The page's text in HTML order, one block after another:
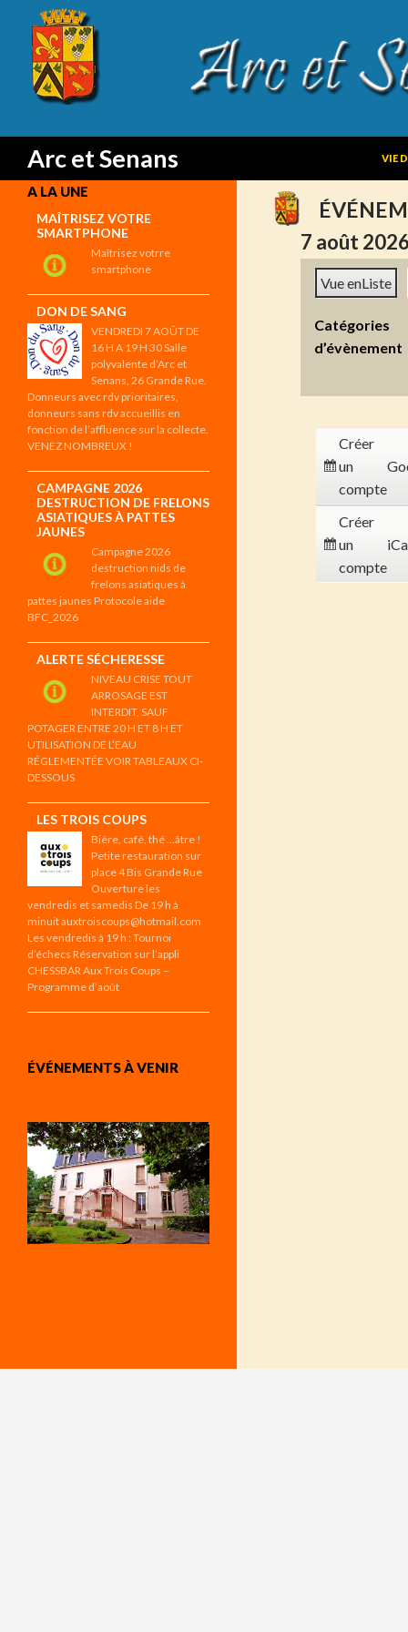
Arc et Senans
Search
VIE
7 août 2026
Vue enListe
Catégories
d’évènement
Créer
un
compte
Créer
un
compte
A LA UNE
MAÎTRISEZ VOTRE
SMARTPHONE
Maîtrisez votrre
smartphone
DON DE SANG
VENDREDI 7 AOÛT DE
16 H A 19 H 30 Salle
polyvalente d’Arc et
Senans, 26 Grande Rue.
Donneurs avec rdv prioritaires,
donneurs sans rdv accueillis en
fonction de l’affluence sur la collecte.
VENEZ NOMBREUX !
CAMPAGNE 2026
DESTRUCTION DE FRELONS
ASIATIQUES À PATTES
JAUNES
Campagne 2026
destruction nids de
frelons asiatiques à
pattes jaunes Protocole aide
BFC_2026
ALERTE SÉCHERESSE
NIVEAU CRISE TOUT
ARROSAGE EST
INTERDIT, SAUF
POTAGER ENTRE 20 H ET 8 H ET
UTILISATION DE L’EAU
RÉGLEMENTÉE VOIR TABLEAUX CI-
DESSOUS
LES TROIS COUPS
Bière, café, thé …âtre !
Petite restauration sur
place 4 Bis Grande Rue
Ouverture les
vendredis et samedis De 19 h à
minuit auxtroiscoups@hotmail.com
Les vendredis à 19 h : Tournoi
d’échecs Réservation sur l’appli
CHESSBAR Aux Trois Coups –
Programme d’août
ÉVÉNEMENTS À VENIR